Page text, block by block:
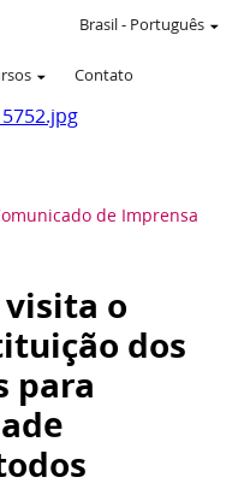
Contato
Brasil- Português
de Imprensa
o
dos
para